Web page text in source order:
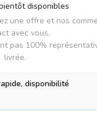
disponibles
une offre et nos
avec vous.
pas 100%
livrée.
disponibilité